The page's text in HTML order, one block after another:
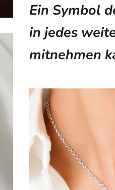
Ein Symbol
in jedes
mitnehmen